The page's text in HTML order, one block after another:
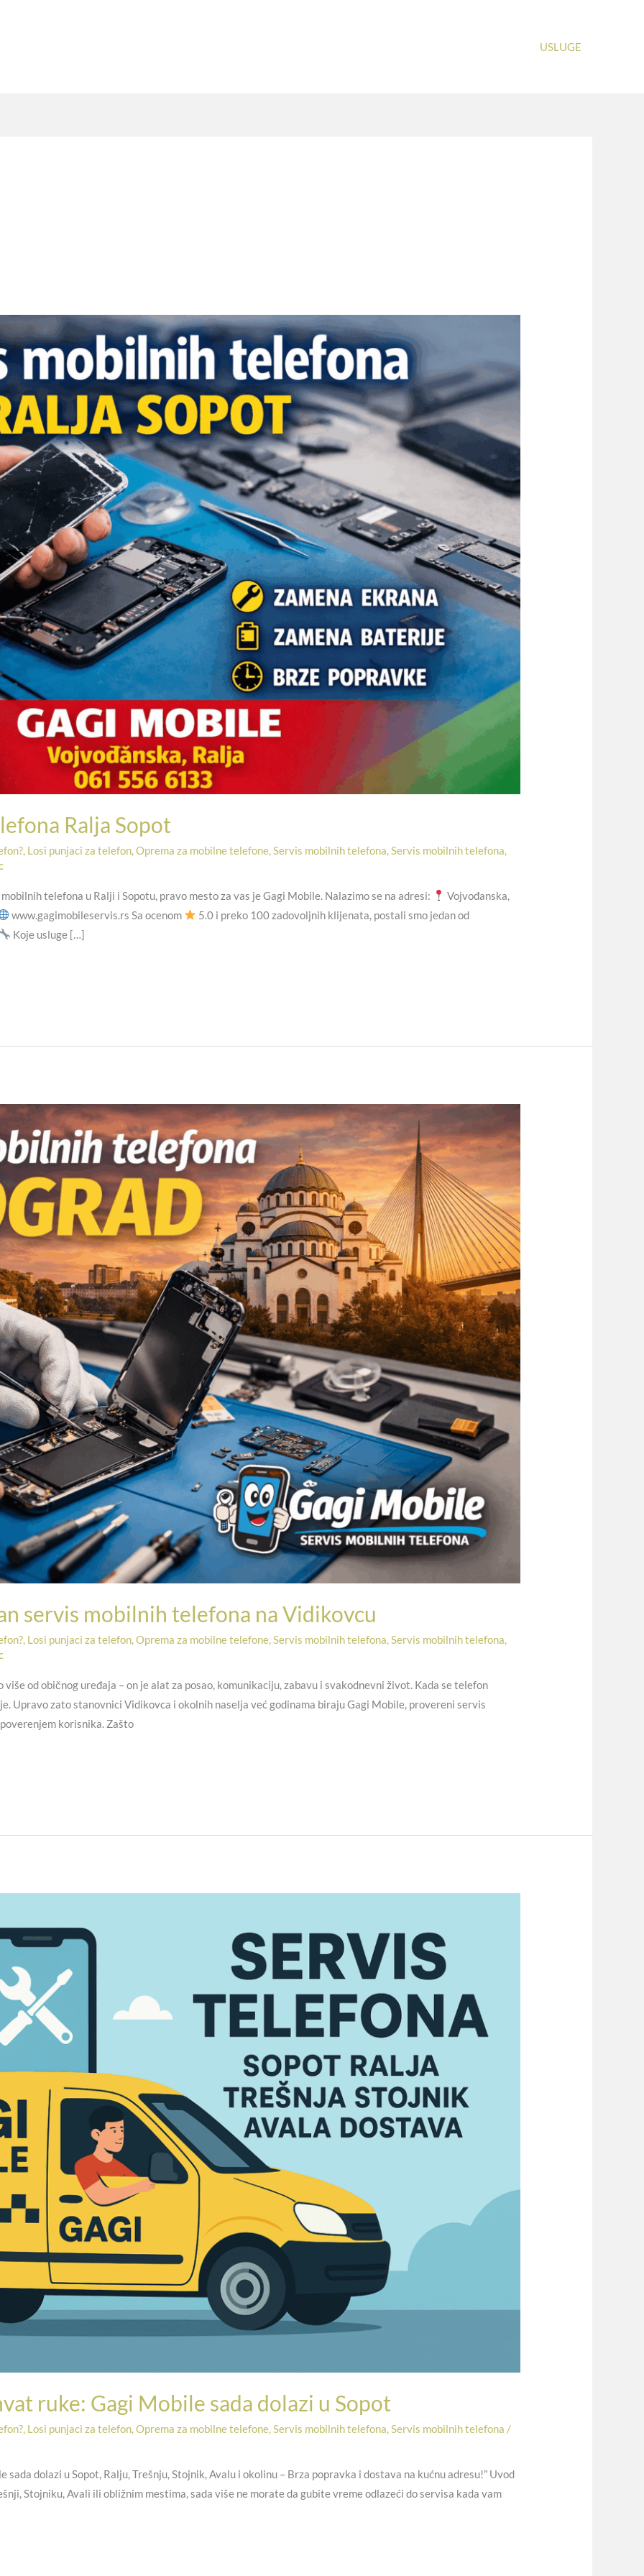
USLUGE
Ralja Sopot
Losi punjaci za telefon ,Oprema za mobilne telefone Servis mobilnih telefona Servis mobilnih telefona
telefona u Ralji i Sopotu, pravo mesto za vas je Gagi Mobile. Nalazimo se na adresi:
Vojvođanska,
www.gagimobileservis.rs Sa ocenom
5.0 i preko 100 zadovoljnih klijenata, postali smo jedan od
Koje usluge […]
servis mobilnih telefona na Vidikovcu
, Losi punjaci za telefon,Oprema za mobilne telefone,Servis mobilnih telefona,Servis mobilnih telefona,
od običnog uređaja – on je alat za posao, komunikaciju, zabavu i svakodnevni život. Kada se telefon
Upravo zato stanovnici Vidikovca i okolnih naselja već godinama biraju Gagi Mobile, provereni servis
korisnika. Zašto
ruke: Gagi Mobile sada dolazi u Sopot
, Losi punjaci za telefon,Oprema za mobilne telefone,Servis mobilnih telefona,Servis mobilnih telefona /
dolazi u Sopot, Ralju, Trešnju, Stojnik, Avalu i okolinu – Brza popravka i dostava na kućnu adresu!” Uvod
Stojniku, Avali ili obližnim mestima, sada više ne morate da gubite vreme odlazeći do servisa kada vam